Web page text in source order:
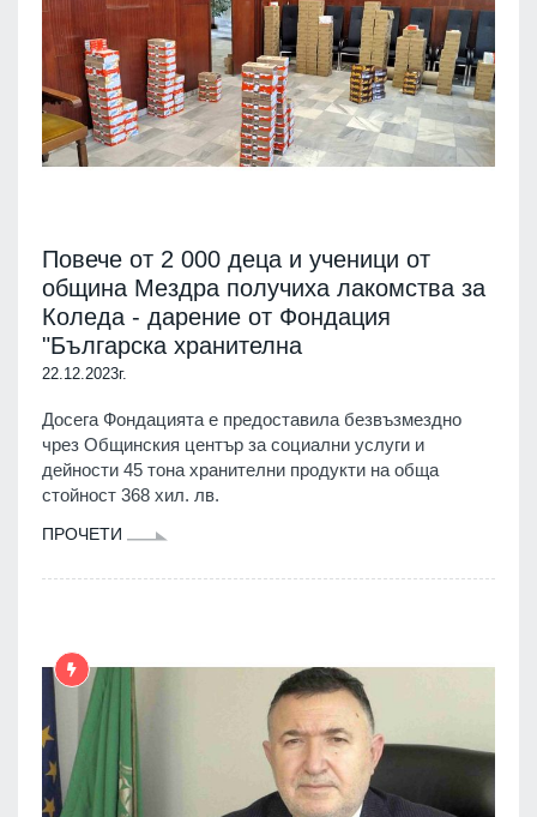
Повече от 2 000 деца и ученици от
община Мездра получиха лакомства за
Коледа - дарение от Фондация
"Българска хранителна
22.12.2023г.
Досега Фондацията е предоставила безвъзмездно
чрез Общинския център за социални услуги и
дейности 45 тона хранителни продукти на обща
стойност 368 хил. лв.
ПРОЧЕТИ